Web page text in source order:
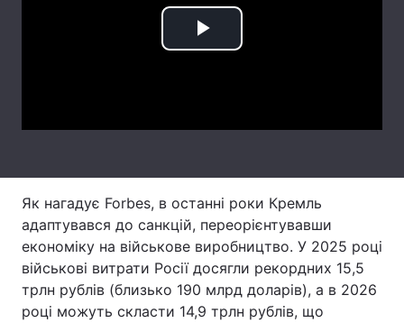
Play
Як нагадує Forbes, в останні роки Кремль
адаптувався до санкцій, переорієнтувавши
економіку на військове виробництво. У 2025 році
військові витрати Росії досягли рекордних 15,5
трлн рублів (близько 190 млрд доларів), а в 2026
році можуть скласти 14,9 трлн рублів, що